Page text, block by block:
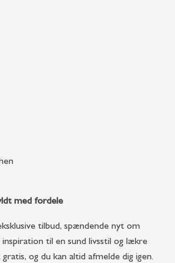
med fordele
tilbud, spændende nyt om
til en sund livsstil og lækre
og du kan altid afmelde dig igen.